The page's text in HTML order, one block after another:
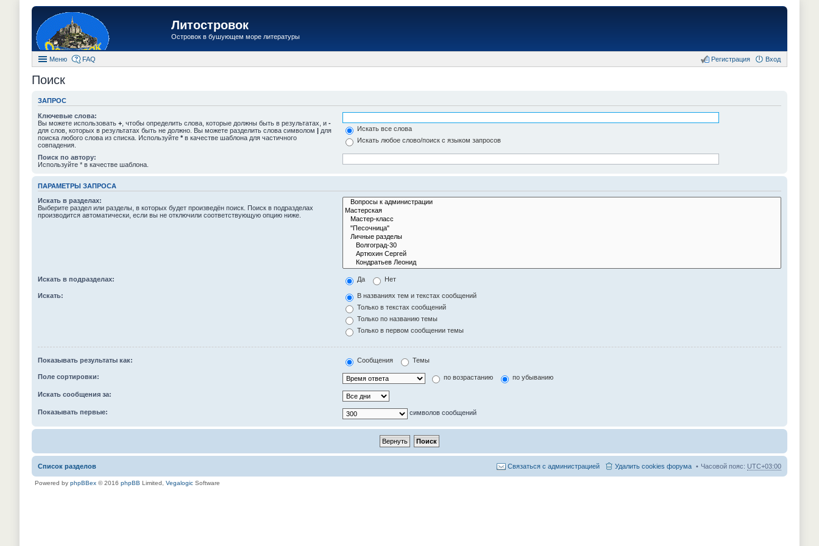
Литостровок
Островок в бушующем море литературы
Меню FAQ Вход
Регистрация
Поиск
ЗАПРОС
Ключевые слова:
Вы можете использовать + , чтобы определить слова, которые должны быть в результатах, и -
для слов, которых в результатах быть не должно. Вы можете разделить слова символом | для
поиска любого слова из списка. Используйте * в качестве шаблона для частичного
совпадения.
Искать все слова
Искать любое слово/поиск с языком запросов
Поиск по автору:
Используйте * в качестве шаблона.
ПАРАМЕТРЫ ЗАПРОСА
Искать в разделах:
Выберите раздел или разделы, в которых будет произведён поиск. Поиск в подразделах
производится автоматически, если вы не отключили соответствующую опцию ниже.
Искать в подразделах: Да Нет
Искать:
В названиях тем и текстах сообщений
Только в текстах сообщений
Только по названию темы
Только в первом сообщении темы
Показывать результаты как: Сообщения Темы
Поле сортировки: по возрастанию по убыванию
Искать сообщения за:
Показывать первые: символов сообщений
Список разделов Часовой пояс: UTC+03:00
Удалить cookies форума
Связаться с администрацией
Powered by phpBBex © 2016 phpBB Limited, Vegalogic Software